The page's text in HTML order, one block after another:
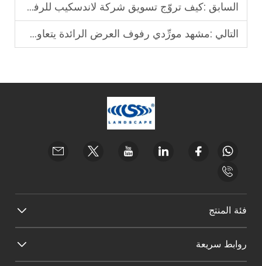
السابق :كيف تروّج تسويق شركة لاندسكيب للرفوف العرضية
التالي : مشهد مورِّدي رفوف العرض الرائدة يتعاون مع
فئة المنتج
روابط سريعة